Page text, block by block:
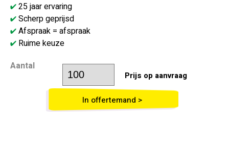
25 jaar ervaring
Scherp geprijsd
Afspraak = afspraak
Ruime keuze
Aantal
Prijs op aanvraag
In offertemand >